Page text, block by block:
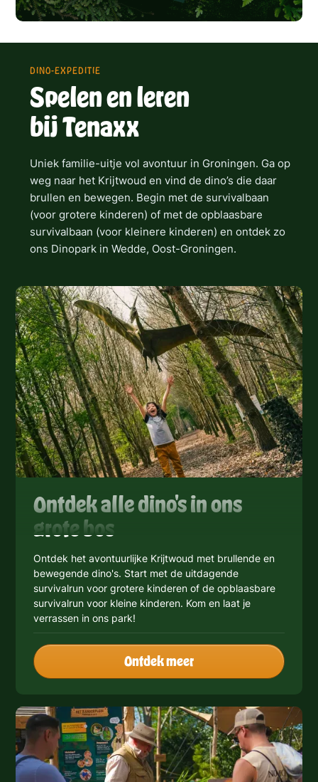
DINO-EXPEDITIE
Spelen en leren
bij Tenaxx
Uniek familie-uitje vol avontuur in Groningen. Ga op
weg naar het Krijtwoud en vind de dino’s die daar
brullen en bewegen. Begin met de survivalbaan
(voor grotere kinderen) of met de opblaasbare
survivalbaan (voor kleinere kinderen) en ontdek zo
ons Dinopark in Wedde, Oost-Groningen.
Ontdek alle dino's in ons
grote bos
Ontdek het avontuurlijke Krijtwoud met brullende en
bewegende dino's. Start met de uitdagende
survivalrun voor grotere kinderen of de opblaasbare
survivalrun voor kleine kinderen. Kom en laat je
verrassen in ons park!
Ontdek meer